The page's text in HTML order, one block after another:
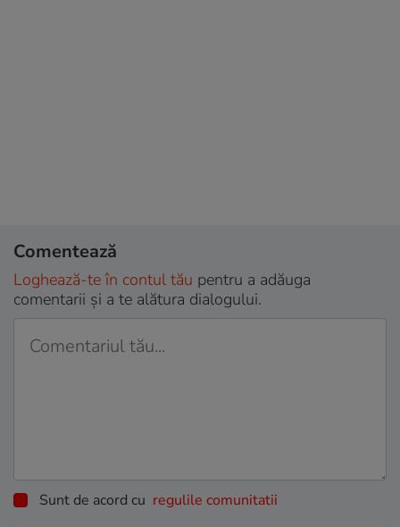
Comentează
Loghează-te în contul tău pentru a adăuga
comentarii și a te alătura dialogului.
Sunt de acord cu regulile comunitatii